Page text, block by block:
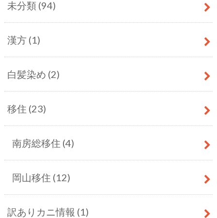
未分類 (94)
漢方 (1)
白髪染め (2)
移住 (23)
南房総移住 (4)
岡山移住 (12)
訳ありカニ情報 (1)